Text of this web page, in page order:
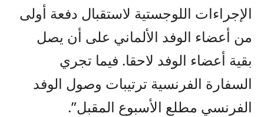
الإجراءات اللوجستية لاستقبال دفعة أولى
من أعضاء الوفد الألماني على أن يصل
بقية أعضاء الوفد لاحقا. فيما تجري
السفارة الفرنسية ترتيبات وصول الوفد
الفرنسي مطلع الأسبوع المقبل”.